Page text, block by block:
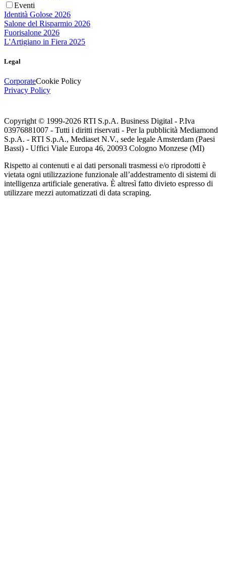
Eventi
Identità Golose 2026
Salone del Risparmio 2026
Fuorisalone 2026
L'Artigiano in Fiera 2025
Legal
CorporateCookie Policy
Privacy Policy
Copyright © 1999-2026 RTI S.p.A. Business Digital - P.Iva
03976881007 - Tutti i diritti riservati - Per la pubblicità Mediamond
S.p.A. - RTI S.p.A., Mediaset N.V., sede legale Amsterdam (Paesi
Bassi) - Uffici Viale Europa 46, 20093 Cologno Monzese (MI)
Rispetto ai contenuti e ai dati personali trasmessi e/o riprodotti è
vietata ogni utilizzazione funzionale all’addestramento di sistemi di
intelligenza artificiale generativa. È altresì fatto divieto espresso di
utilizzare mezzi automatizzati di data scraping.